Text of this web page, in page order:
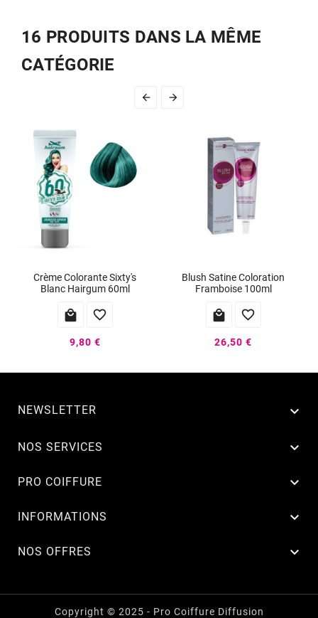
16 PRODUITS DANS LA MÊME
CATÉGORIE
 
Crème Colorante Sixty's
Blanc Hairgum 60ml
 
9,80 €
Blush Satine Coloration
Framboise 100ml
 
26,50 €
NEWSLETTER 
NOS SERVICES 
PRO COIFFURE 
INFORMATIONS 
NOS OFFRES 
Copyright © 2025 - Pro Coiffure Diffusion